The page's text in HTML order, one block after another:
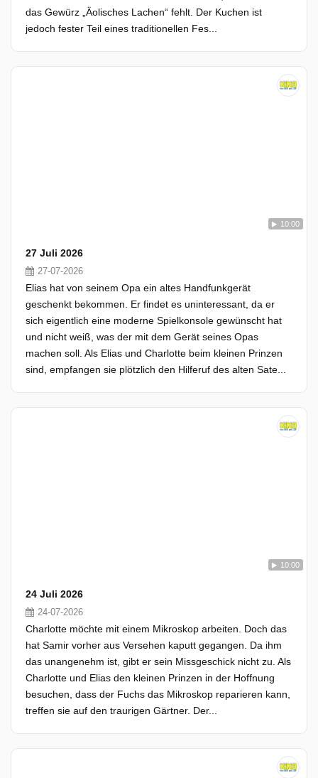
das Gewürz „Äolisches Lachen“ fehlt. Der Kuchen ist
jedoch fester Teil eines traditionellen Fes...
10:00
27 Juli 2026
27-07-2026
Elias hat von seinem Opa ein altes Handfunkgerät
geschenkt bekommen. Er findet es uninteressant, da er
sich eigentlich eine moderne Spielkonsole gewünscht hat
und nicht weiß, was der mit dem Gerät seines Opas
machen soll. Als Elias und Charlotte beim kleinen Prinzen
sind, empfangen sie plötzlich den Hilferuf des alten Sate...
10:00
24 Juli 2026
24-07-2026
Charlotte möchte mit einem Mikroskop arbeiten. Doch das
hat Samir vorher aus Versehen kaputt gegangen. Da ihm
das unangenehm ist, gibt er sein Missgeschick nicht zu. Als
Charlotte und Elias den kleinen Prinzen in der Hoffnung
besuchen, dass der Fuchs das Mikroskop reparieren kann,
treffen sie auf den traurigen Gärtner. Der...